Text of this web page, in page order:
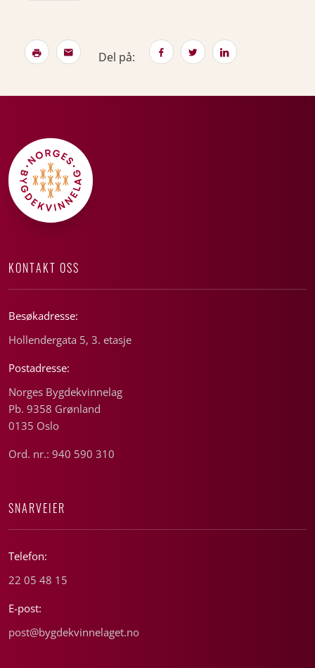
Del på:
KONTAKT OSS
Besøkadresse:
Hollendergata 5, 3. etasje
Postadresse:
Norges Bygdekvinnelag
Pb. 9358 Grønland
0135 Oslo
Ord. nr.: 940 590 310
SNARVEIER
Telefon:
22 05 48 15
E-post:
post@bygdekvinnelaget.no